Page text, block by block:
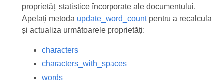
proprietăți statistice încorporate ale documentului.
Apelați metoda update_word_countpentru a recalcula
și actualiza următoarele proprietăți:
characters
characters_with_spaces
words